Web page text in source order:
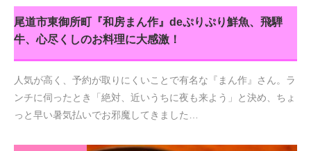
尾道市東御所町『和房まん作』deぷりぷり鮮魚、飛騨
牛、心尽くしのお料理に大感激！
人気が高く、予約が取りにくいことで有名な『まん作』さん。ラ
ンチに伺ったとき「絶対、近いうちに夜も来よう」と決め、ちょ
っと早い暑気払いでお邪魔してきました…